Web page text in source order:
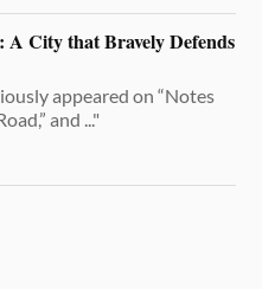
A City that Bravely Defends
appeared on “Notes
and ..."